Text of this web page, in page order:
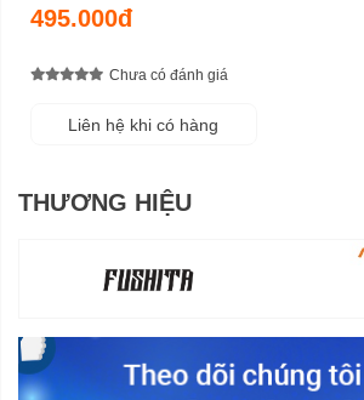
495.000đ
Chưa có đánh giá
Liên hệ khi có hàng
THƯƠNG HIỆU